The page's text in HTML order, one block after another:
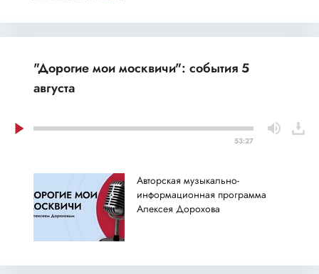
"Дорогие мои москвичи": события 5
августа
53:27
Авторская музыкально-
информационная программа
Алексея Дорохова